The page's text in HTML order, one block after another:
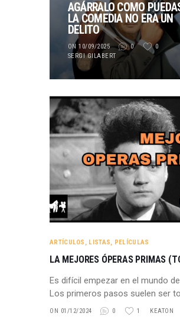
EQUIPO DE BBK
TÉRMINOS Y CONDICIONES
AGÁRRALO COMO
LA COMEDIA NO ERA UN
DELITO
ON 10/09/2025 0
0
SERGI GILABERT
ARTÍCULOS , LISTAS, PELÍCULAS
LA MEJORES ÓPERAS PRIMAS
Es difícil empezar en el mundo
Los primeros pasos suelen ser
ON 01/12/2024 0 1 KEATON